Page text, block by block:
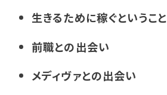
生きるために稼ぐということ
前職との出会い
メディヴァとの出会い